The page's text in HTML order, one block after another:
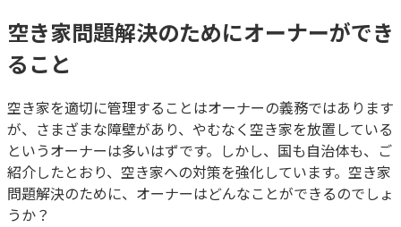
空き家問題解決のためにオーナーができ
ること
空き家を適切に管理することはオーナーの義務ではあります
が、さまざまな障壁があり、やむなく空き家を放置している
というオーナーは多いはずです。しかし、国も自治体も、ご
紹介したとおり、空き家への対策を強化しています。空き家
問題解決のために、オーナーはどんなことができるのでしょ
うか？